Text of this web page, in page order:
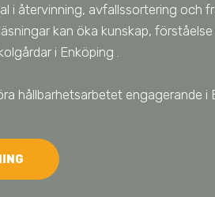
i återvinning, avfallssortering och
kan öka kunskap,
i Enköping
hållbarhetsarbetet engagerande i